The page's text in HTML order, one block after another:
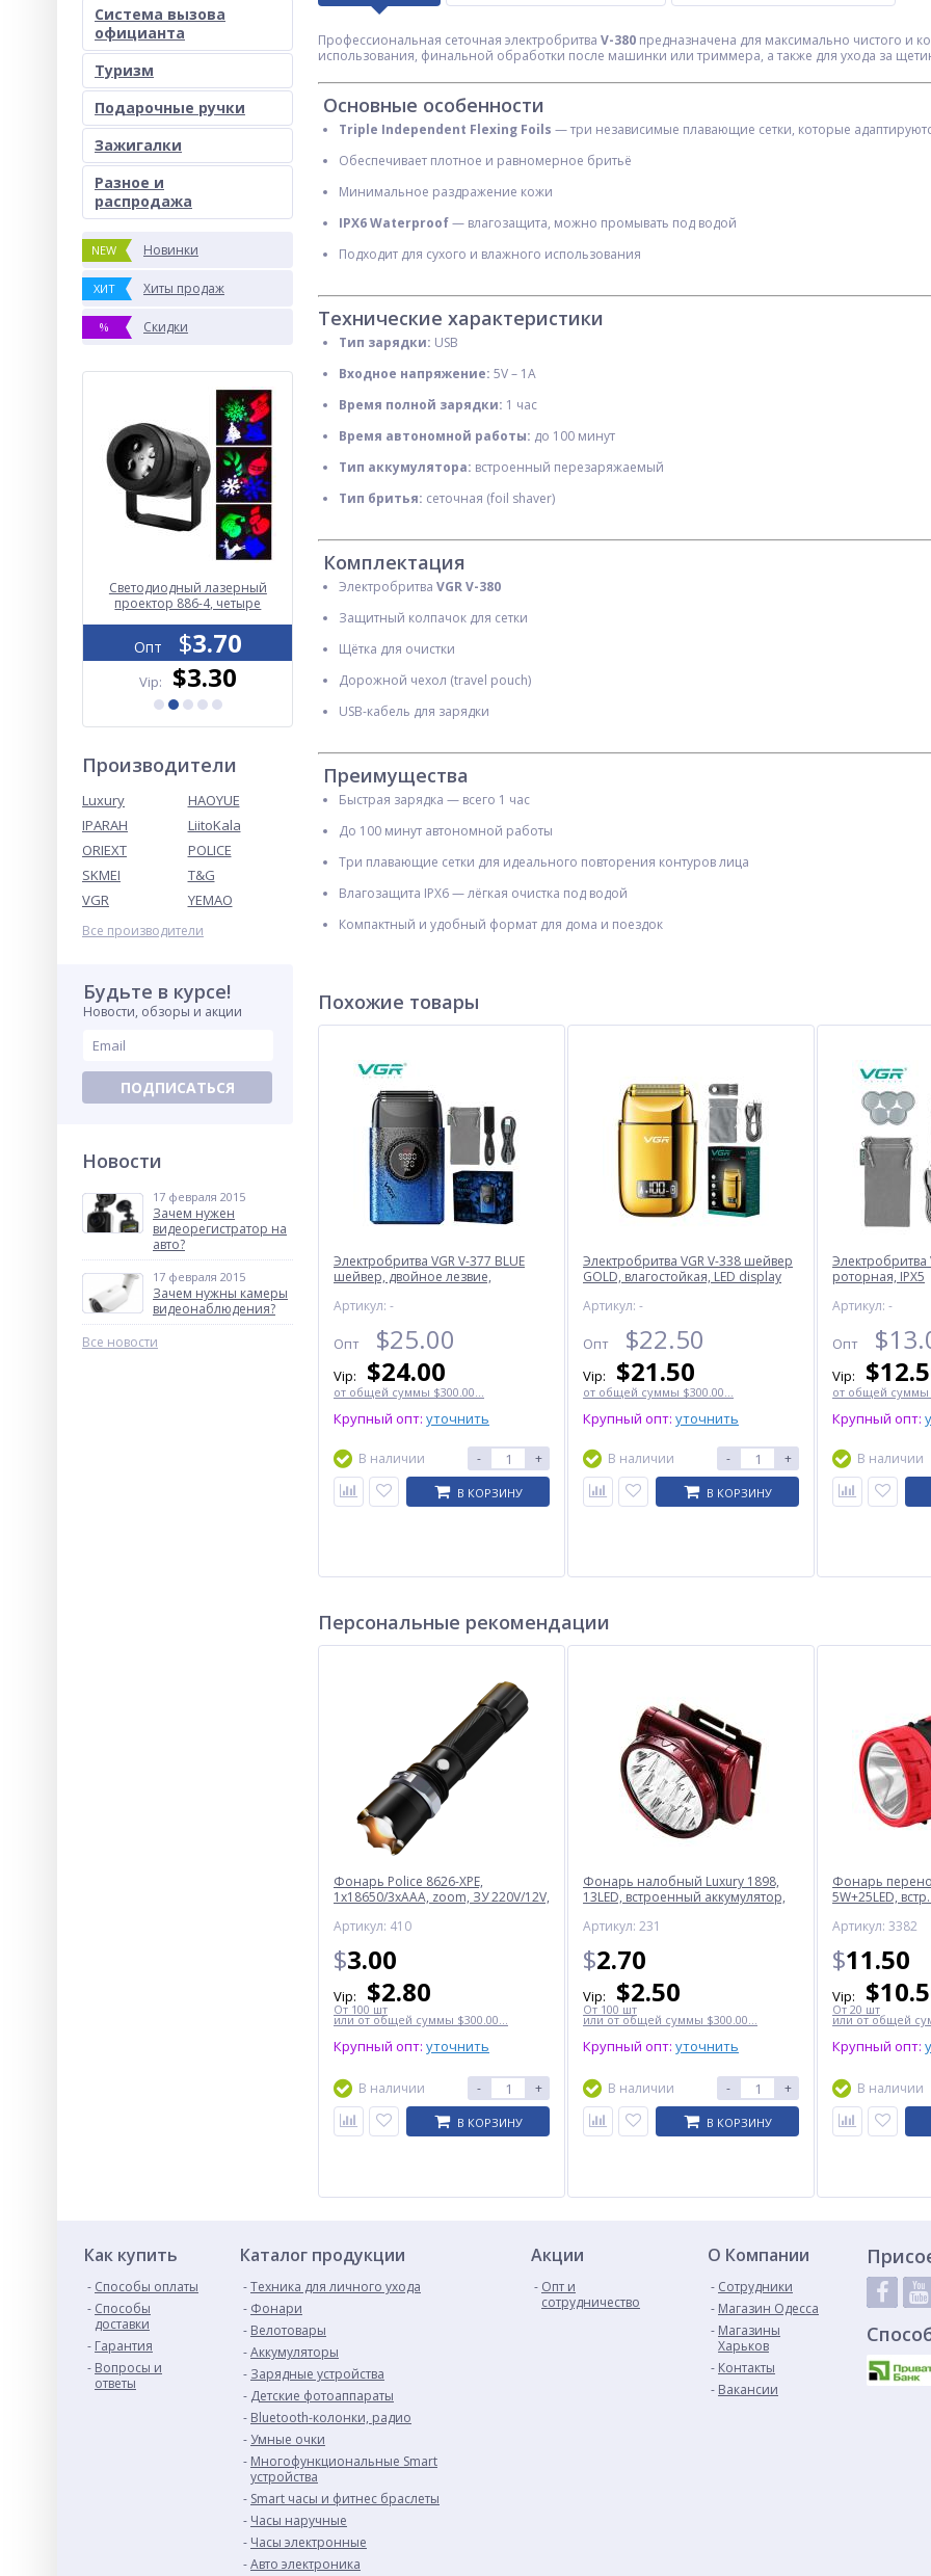
Система вызова
официанта
Туризм
Подарочные ручки
Зажигалки
Разное и
раcпродажа
NEW Новинки
ХИТ Хиты продаж
% Скидки
Светодиодный лазерный
проектор 886-4, четыре
Опт $3.70
Vip: $3.30
Фонарь YEMAO YM-G33Y-2
C, zoom
Опт $27.30
Vip: $26.00
Производители
Luxury
HAOYUE
IPARAH
LiitoKala
ORIEXT
POLICE
SKMEI
T&G
VGR
YEMAO
Все производители
Будьте в курсе!
Новости, обзоры и акции
ПОДПИСАТЬСЯ
Новости
17 февраля 2015
Зачем нужен
видеорегистратор на
авто?
17 февраля 2015
Зачем нужны камеры
видеонаблюдения?
Все новости
Профессиональная сеточная электробритва V-380 предназначена для максимально чистого и
использования, финальной обработки после машинки или триммера, а также для ухода за
Основные особенности
Triple Independent Flexing Foils — три независимые плавающие сетки, которые
Обеспечивает плотное и равномерное бритьё
Минимальное раздражение кожи
IPX6 Waterproof— влагозащита, можно промывать под водой
Подходит для сухого и влажного использования
Технические характеристики
Тип зарядки: USB
Входное напряжение: 5V – 1A
Время полной зарядки: 1 час
Время автономной работы: до 100 минут
Тип аккумулятора: встроенный перезаряжаемый
Тип бритья: сеточная (foil shaver)
Комплектация
Электробритва VGR V-380
Защитный колпачок для сетки
Щётка для очистки
Дорожной чехол (travel pouch)
USB-кабель для зарядки
Преимущества
Быстрая зарядка — всего 1 час
До 100 минут автономной работы
Три плавающие сетки для идеального повторения контуров лица
Влагозащита IPX6 — лёгкая очистка под водой
Компактный и удобный формат для дома и поездок
Похожие товары
Электробритва VGR V-377 BLUE
шейвер, двойное лезвие,
RPM, LED display
Артикул: -
Опт $25.00
Vip: $24.00
от общей суммы $300.00...
Крупный опт: уточнить
В наличии - +
В КОРЗИНУ
Электробритва VGR V-338 шейвер
GOLD, влагостойкая, LED display
Артикул: -
Опт $22.50
Vip: $21.50
от общей суммы $300.00...
Крупный опт: уточнить
В наличии - +
В КОРЗИНУ
Электробритва
роторная, IPX5
Артикул: -
Опт $
Vip: $
от общей суммы
Крупный опт:
В наличии
Персональные рекомендации
Фонарь Police 8626-XPE,
1х18650/3xAAA, zoom, ЗУ 220V/12V,
Артикул: 410
$3.00
Vip: $2.80
От 100 шт
или от общей суммы $300.00...
Крупный опт: уточнить
В наличии - +
В КОРЗИНУ
Фонарь налобный Luxury 1898,
13LED, встроенный аккумулятор,
Артикул: 231
$2.70
Vip: $2.50
От 100 шт
или от общей суммы $300.00...
Крупный опт: уточнить
В наличии - +
В КОРЗИНУ
Фонарь
5W+25LED,
Артикул: 3382
$11.50
Vip: $
От 20 шт
или от общей
Крупный опт:
В наличии
Как купить
Способы оплаты
Способы
доставки
Гарантия
Вопросы и
ответы
Каталог продукции
Техника для личного ухода
Фонари
Велотовары
Аккумуляторы
Зарядные устройства
Детские фотоаппараты
Bluetooth-колонки, радио
Умные очки
Многофункциональные Smart
устройства
Smart часы и фитнес браслеты
Часы наручные
Часы электронные
Авто электроника
Акции
Опт и
сотрудничество
О Компании
Сотрудники
Магазин Одесса
Магазины
Харьков
Контакты
Вакансии